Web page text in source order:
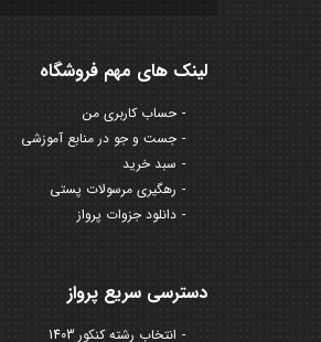
لینک های مهم فروشگاه
حساب کاربری من
جست و جو در منابع آموزشی
سبد خرید
رهگیری مرسولات پستی
دانلود جزوات پرواز
دسترسی سریع پرواز
انتخاب رشته کنکور 1403